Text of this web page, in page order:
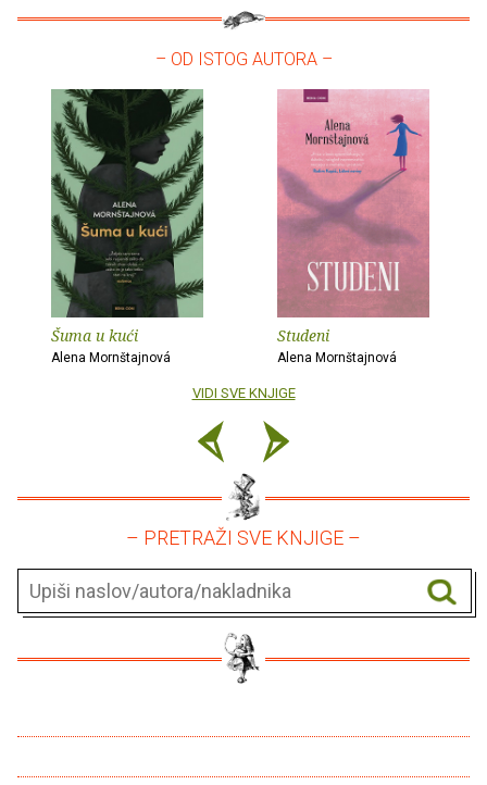
– OD ISTOG AUTORA –
Šuma u kući
Alena Mornštajnová
Studeni
Alena Mornštajnová
VIDI SVE KNJIGE
– PRETRAŽI SVE KNJIGE –